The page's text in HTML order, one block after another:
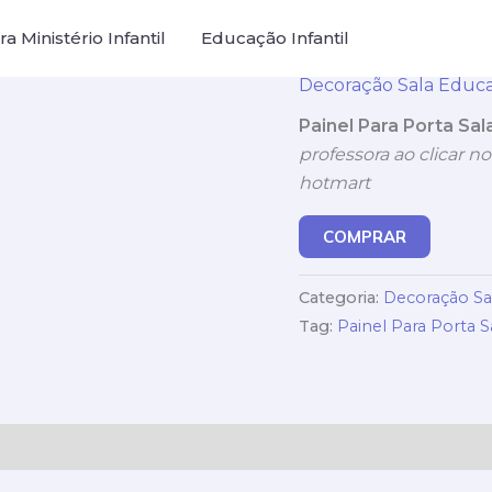
Ministério Infantil Educação Infantil
Decoração Sala
Painel Para Porta
professora ao clicar
hotmart
COMPRAR
Categoria: Decoração
Tag: Painel Para Porta